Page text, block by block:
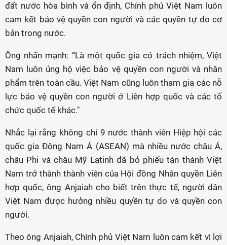
đất nước hòa bình và ổn định, Chính phủ Việt Nam luôn
cam kết bảo vệ quyền con người và các quyền tự do cơ
bản trong nước.
Ông nhấn mạnh: “Là một quốc gia có trách nhiệm, Việt
Nam luôn ủng hộ việc bảo vệ quyền con người và nhân
phẩm trên toàn cầu. Việt Nam cũng luôn tham gia các nỗ
lực bảo vệ quyền con người ở Liên hợp quốc và các tổ
chức quốc tế khác."
Nhắc lại rằng không chỉ 9 nước thành viên Hiệp hội các
quốc gia Đông Nam Á (ASEAN) mà nhiều nước châu Á,
châu Phi và châu Mỹ Latinh đã bỏ phiếu tán thành Việt
Nam trở thành thành viên của Hội đồng Nhân quyền Liên
hợp quốc, ông Anjaiah cho biết trên thực tế, người dân
Việt Nam được hưởng nhiều quyền tự do và quyền con
người.
Theo ông Anjaiah, Chính phủ Việt Nam luôn cam kết vì lợi